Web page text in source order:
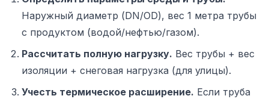
Наружный диаметр (DN/OD), вес 1 метра трубы
с продуктом (водой/нефтью/газом).
Рассчитать полную нагрузку. Вес трубы + вес
изоляции + снеговая нагрузка (для улицы).
Учесть термическое расширение. Если труба